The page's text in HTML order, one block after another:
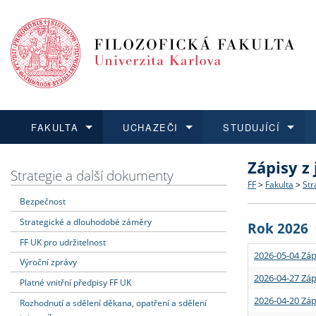
FAKULTA
Dozvědět se více
Struktura
Strategie
Podpora
UCHAZEČI
Podat přihlášku
Co
Učitelské
STUDUJÍCÍ
Dozvědět se více
Rigorózní
Dozvědět se více
O vědě a
Granty a
Dozvědět se více
Aktuální
Strategie a další dokumenty
Bezpečnost
Strategické a dlouhodobé záměry
FF UK pro udržitelnost
Výroční zprávy
Platné vnitřní předpisy FF UK
Rozhodnutí a sdělení děkana, opatření a sdělení
Zápisy
FF > Fakulta >
Rok 2026
2026-05-04
2026-04-27
2026-04-20